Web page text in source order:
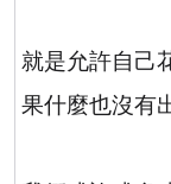
就是允許自己
果什麼也沒有